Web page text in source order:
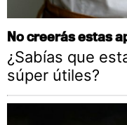
No creerás estas
¿Sabías que
súper útiles?